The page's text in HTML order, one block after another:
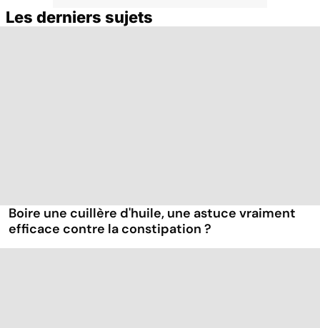
Les derniers sujets
Boire une cuillère d'huile, une astuce vraiment
efficace contre la constipation ?